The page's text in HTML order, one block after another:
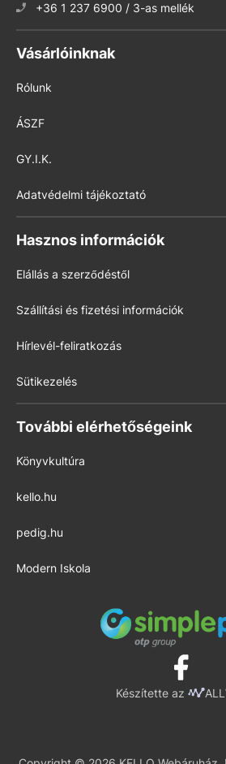
+36 1 237 6900 / 3-as mellék
Vásárlóinknak
Rólunk
ÁSZF
GY.I.K.
Adatvédelmi tájékoztató
Hasznos információk
Elállás a szerződéstől
Szállítási és fizetési információk
Hírlevél-feliratkozás
Sütikezelés
További elérhetőségeink
Könyvkultúra
kello.hu
pedig.hu
Modern Iskola
Készítette az